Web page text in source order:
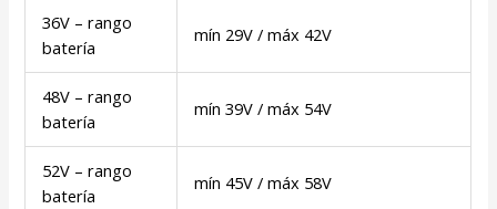
36V – rango
batería
mín 29V / máx 42V
48V – rango
batería
mín 39V / máx 54V
52V – rango
batería
mín 45V / máx 58V